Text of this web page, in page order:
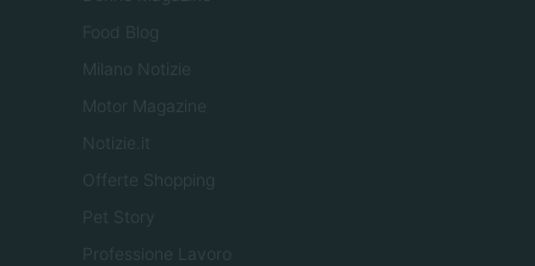
Food Blog
Milano Notizie
Motor Magazine
Notizie.it
Offerte Shopping
Pet Story
Professione Lavoro